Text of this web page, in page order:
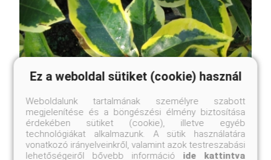
Tarkalevelű ezüstfa
Ez a weboldal sütiket (cookie) használ
Weboldalunk tartalmának személyre szabott
megjelenítése és a böngészési élmény biztosítása
érdekében sütiket (cookie), illetve egyéb
technológiákat alkalmazunk. A sütik használatára
vonatkozó irányelveinkről, valamint azok testreszabási
lehetőségeiről bővebb információ ide kattintva